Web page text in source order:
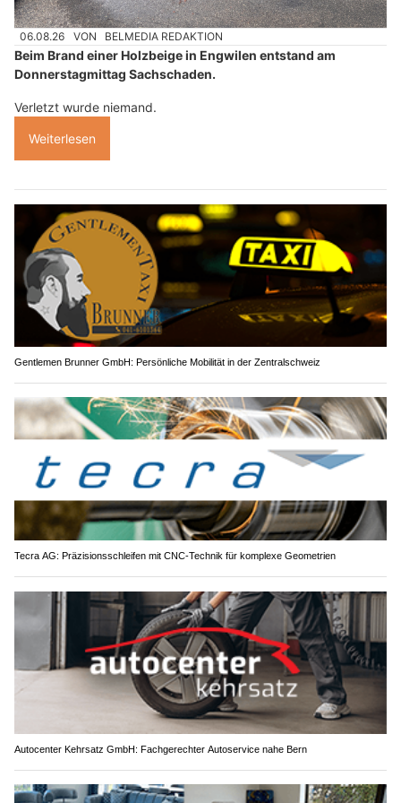
06.08.26 VON BELMEDIA REDAKTION
Beim Brand einer Holzbeige in Engwilen entstand am
Donnerstagmittag Sachschaden.
Verletzt wurde niemand.
Weiterlesen
Gentlemen Brunner GmbH: Persönliche Mobilität in der Zentralschweiz
Tecra AG: Präzisionsschleifen mit CNC-Technik für komplexe Geometrien
Autocenter Kehrsatz GmbH: Fachgerechter Autoservice nahe Bern